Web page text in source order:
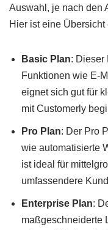
Auswahl, je nach den
Hier ist eine
Basic Plan: Dieser
Funktionen wie E-
eignet sich gut für
mit Customerly
Pro Plan: Der Pro
wie automatisierte
ist ideal für
umfassendere
Enterprise Plan:
maßgeschneiderte